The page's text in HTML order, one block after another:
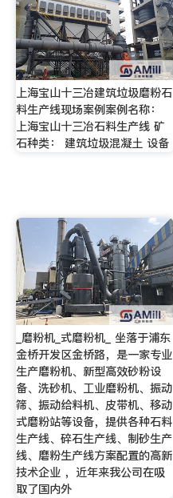
上海宝山十三冶建筑垃圾磨粉石
料生产线现场案例案例名称：
上海宝山十三冶石料生产线 矿
石种类： 建筑垃圾混凝土 设备
_磨粉机_式磨粉机_ 坐落于浦东
金桥开发区金桥路，是一家专业
生产磨粉机、新型高效砂粉设
备、洗砂机、工业磨粉机、振动
筛、振动给料机、皮带机、移动
式磨粉站等设备，提供各种石料
生产线、碎石生产线、制砂生产
线、磨粉生产线方案配置的高新
技术企业 ，近年来我公司在吸
取了国内外